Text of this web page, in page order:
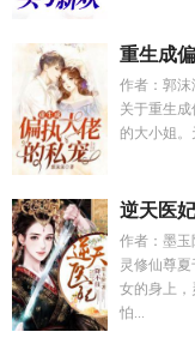
重生成
作者：郭沫
关于重生
的大小姐
逆天医
作者：墨玉
灵修仙尊
女的身上
怕...